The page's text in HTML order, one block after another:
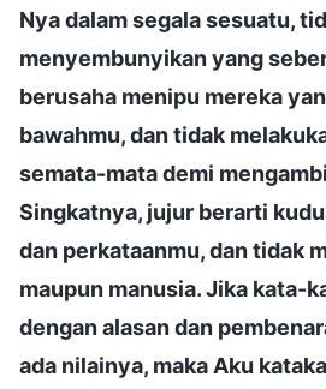
Nya dalam segala sesuatu,
menyembunyikan yang
berusaha menipu mereka
bawahmu, dan tidak
semata-mata demi
Singkatnya, jujur berarti
dan perkataanmu, dan tidak
maupun manusia. Jika kata-
dengan alasan dan
ada nilainya, maka Aku